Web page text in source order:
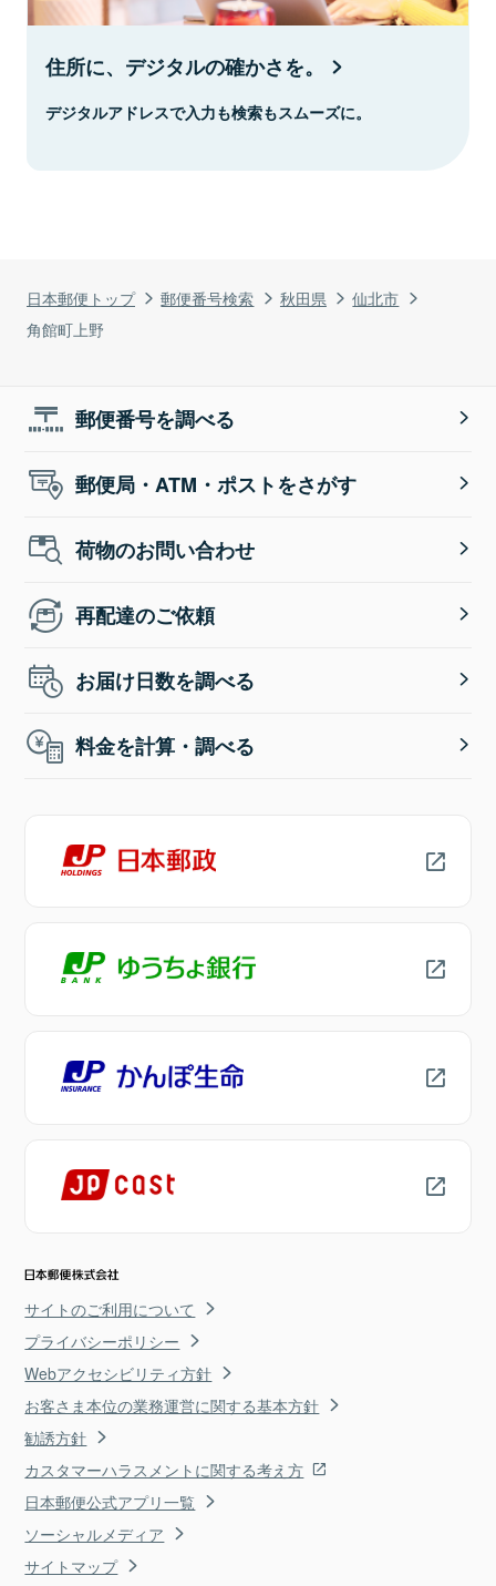
日本郵便トップ 郵便番号検索 秋田県
仙北市
角館町上野
住所に、デジタルの確かさを。
デジタルアドレスで入力も検索もスムーズに。
郵便番号を調べる
郵便局・ATM・ポストをさがす
荷物のお問い合わせ
再配達のご依頼
お届け日数を調べる
料金を計算・調べる
サイトのご利用について
プライバシーポリシー
Webアクセシビリティ方針
お客さま本位の業務運営に関する基本方針
勧誘方針
カスタマーハラスメントに関する考え方
日本郵便公式アプリ一覧
ソーシャルメディア
サイトマップ